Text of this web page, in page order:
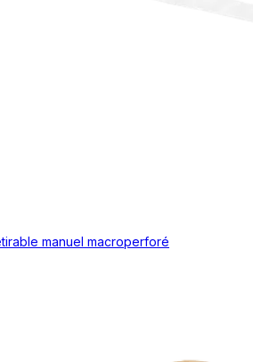
manuel macroperforé